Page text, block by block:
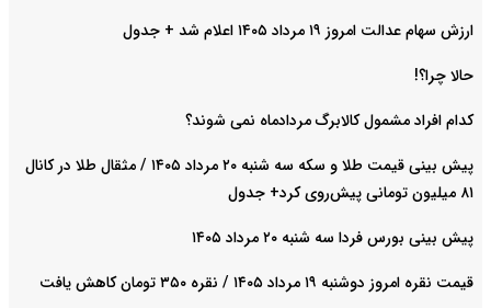
ارزش سهام عدالت امروز ۱۹ مرداد ۱۴۰۵ اعلام شد + جدول
حالا چرا؟!
کدام افراد مشمول کالابرگ مردادماه نمی شوند؟
پیش‌ بینی قیمت طلا و سکه سه شنبه ۲۰ مرداد ۱۴۰۵ / مثقال طلا در کانال
۸۱ میلیون تومانی پیش‌روی کرد+ جدول
پیش بینی بورس فردا سه شنبه ۲۰ مرداد ۱۴۰۵
قیمت نقره امروز دوشنبه ۱۹ مرداد ۱۴۰۵ / نقره ۳۵۰ تومان کاهش یافت